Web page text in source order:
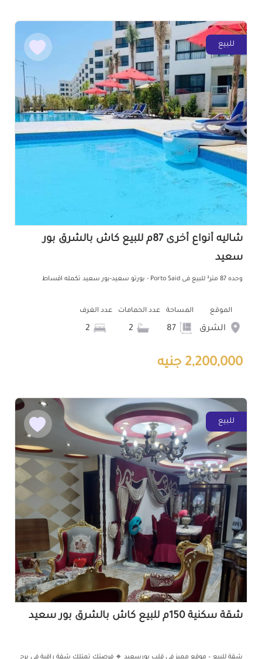
للبيع
شاليه أنواع أخرى 87م للبيع كاش بالشرق بور
سعيد
وحده 87 متر² للبيع فى Porto Said - بورتو سعيد-بور سعيد تكمله اقساط
الموقع
الشرق
المساحة عدد الحمامات عدد الغرف
2,200,000 جنيه
للبيع
شقة سكنية 150م للبيع كاش بالشرق بور سعيد
شقة للبيع – موقع مميز في قلب بورسعيد 🔹 فرصتك تمتلك شقة راقية في برج